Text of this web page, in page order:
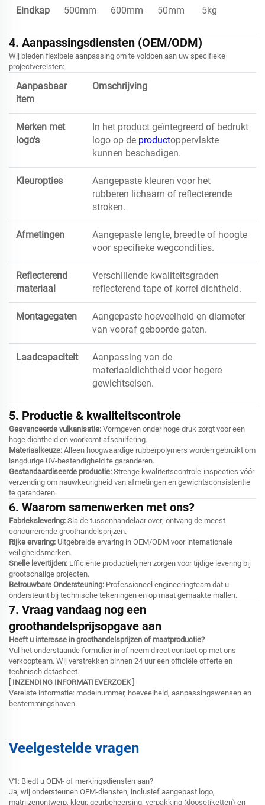
Eindkap 500mm 600mm 50mm 5kg
4. Aanpassingsdiensten (OEM/ODM)
Wij bieden flexibele aanpassing om te voldoen aan uw specifieke
projectvereisten:
Aanpasbaar
item
Omschrijving
Merken met
logo's
In het product geïntegreerd of bedrukt
logo op de productoppervlakte
kunnen beschadigen.
Kleuropties
Aangepaste kleuren voor het
rubberen lichaam of reflecterende
stroken.
Afmetingen
Aangepaste lengte, breedte of hoogte
voor specifieke wegcondities.
Reflecterend
materiaal
Verschillende kwaliteitsgraden
reflecterend tape of korrel dichtheid.
Montagegaten
Aangepaste hoeveelheid en diameter
van vooraf geboorde gaten.
Laadcapaciteit
Aanpassing van de
materiaaldichtheid voor hogere
gewichtseisen.
5. Productie & kwaliteitscontrole
Geavanceerde vulkanisatie: Vormgeven onder hoge druk zorgt voor een
hoge dichtheid en voorkomt afschilfering.
Materiaalkeuze: Alleen hoogwaardige rubberpolymers worden gebruikt om
langdurige UV-bestendigheid te garanderen.
Gestandaardiseerde productie: Strenge kwaliteitscontrole-inspecties vóór
verzending om nauwkeurigheid van afmetingen en gewichtsconsistentie
te garanderen.
6. Waarom samenwerken met ons?
Fabriekslevering: Sla de tussenhandelaar over; ontvang de meest
concurrerende groothandelsprijzen.
Rijke ervaring: Uitgebreide ervaring in OEM/ODM voor internationale
veiligheidsmerken.
Snelle levertijden: Efficiënte productielijnen zorgen voor tijdige levering bij
grootschalige projecten.
Betrouwbare Ondersteuning: Professioneel engineeringteam dat u
ondersteunt bij technische tekeningen en op maat gemaakte mallen.
7. Vraag vandaag nog een
groothandelsprijsopgave aan
Heeft u interesse in groothandelsprijzen of maatproductie?
Vul het onderstaande formulier in of neem direct contact op met ons
verkoopteam. Wij verstrekken binnen 24 uur een officiële offerte en
technisch datasheet.
[ INZENDING INFORMATIEVERZOEK]
Vereiste informatie: modelnummer, hoeveelheid, aanpassingswensen en
bestemmingshaven.
Veelgestelde vragen
V1: Biedt u OEM- of merkingsdiensten aan?
Ja, wij ondersteunen OEM-diensten, inclusief aangepast logo,
matrijzenontwerp, kleur, geurbeheersing, verpakking (doosetiketten) en